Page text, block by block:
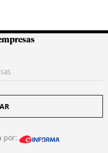
por: